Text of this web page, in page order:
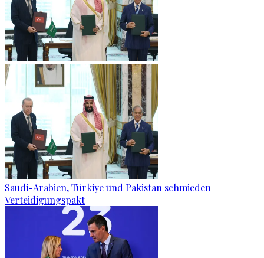
Saudi-Arabien, Türkiye und Pakistan schmieden
Verteidigungspakt